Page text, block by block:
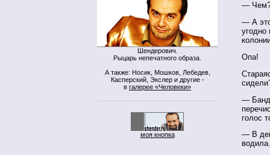
Шендерович.
Рыцарь непечатного образа.
А также: Носик, Мошков, Лебедев,
Касперский, Экслер и другие -
в галерее «Человеки»
моя кнопка
—
— А
угодно
Опа!
—
голос
— В